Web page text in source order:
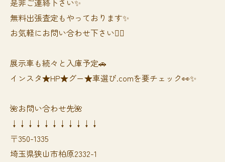
是非ご連絡下さい✨
無料出張査定もやっております✨
お気軽にお問い合わせ下さい🙆‍♀️
展示車も続々と入庫予定🚗
インスタ★HP★グー★車選び.comを要チェック👀✨
🌺お問い合わせ先🌺
↓↓↓↓↓↓↓↓↓↓↓
〒350-1335
埼玉県狭山市柏原2332-1